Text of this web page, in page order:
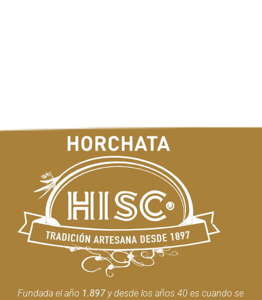
Fundada el año 1.897y desde los años 40 es cuando se